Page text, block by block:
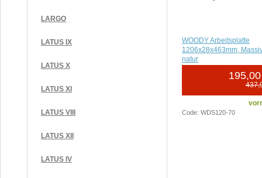
LARGO
LATUS IX
LATUS X
LATUS XI
LATUS VIII
LATUS XII
LATUS IV
WOODY Arbeitsplatte
1206x28x463mm,
natur
Code: WDS120-70